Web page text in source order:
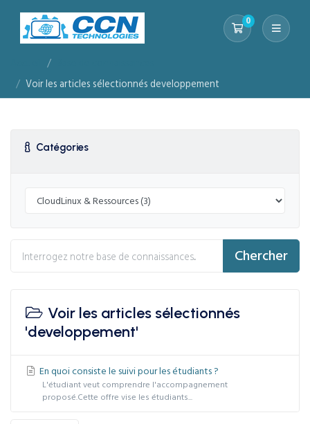
0
Votre panier
Voir les articles sélectionnés developpement
Catégories
Chercher
Voir les articles sélectionnés
'developpement'
En quoi consiste le suivi pour les étudiants ?
L'étudiant veut comprendre l'accompagnement
proposé.Cette offre vise les étudiants...